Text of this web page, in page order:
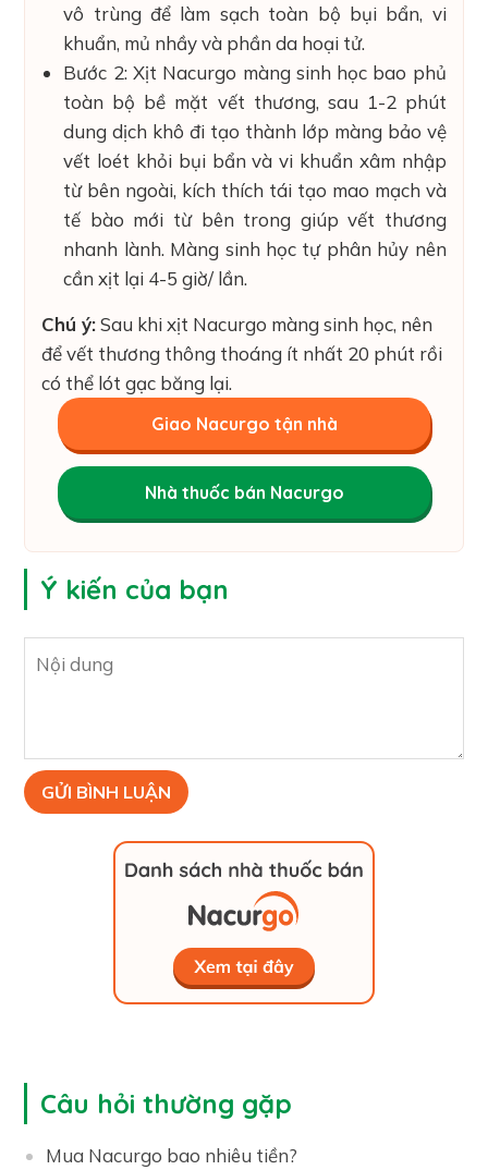
vô trùng để làm sạch toàn bộ bụi bẩn, vi
khuẩn, mủ nhầy và phần da hoại tử.
Bước 2: Xịt Nacurgo màng sinh học bao phủ
toàn bộ bề mặt vết thương, sau 1-2 phút
dung dịch khô đi tạo thành lớp màng bảo vệ
vết loét khỏi bụi bẩn và vi khuẩn xâm nhập
từ bên ngoài, kích thích tái tạo mao mạch và
tế bào mới từ bên trong giúp vết thương
nhanh lành. Màng sinh học tự phân hủy nên
cần xịt lại 4-5 giờ/ lần.
Chú ý:Sau khi xịt Nacurgo màng sinh học, nên
để vết thương thông thoáng ít nhất 20 phút rồi
có thể lót gạc băng lại.
Giao Nacurgo tận nhà
Nhà thuốc bán Nacurgo
Ý kiến của bạn
Câu hỏi thường gặp
Mua Nacurgo bao nhiêu tiền?